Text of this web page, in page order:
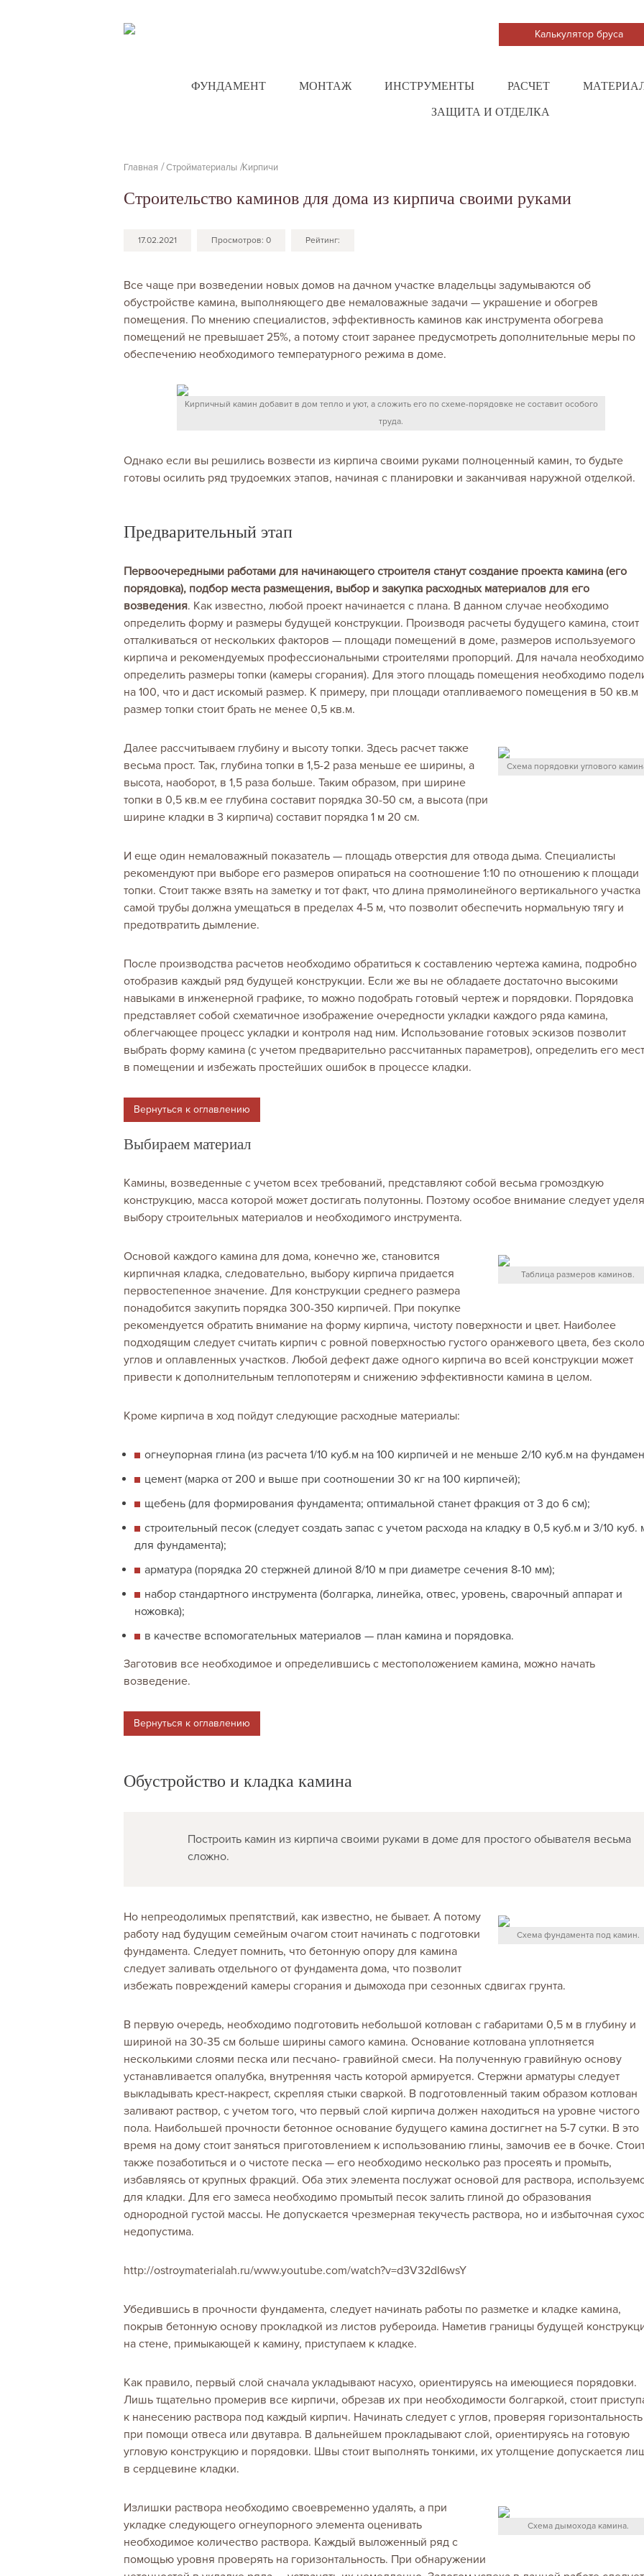
Калькулятор бруса
ФУНДАМЕНТ МОНТАЖ ИНСТРУМЕНТЫ РАСЧЕТ
ЗАЩИТА И ОТДЕЛКА
Главная Стройматериалы Кирпичи
Строительство каминов для дома из кирпича своими руками
17.02.2021 Просмотров: 0 Рейтинг:
Все чаще при возведении новых домов на дачном участке владельцы задумываются об
обустройстве камина, выполняющего две немаловажные задачи — украшение и обогрев
помещения. По мнению специалистов, эффективность каминов как инструмента обогрева
помещений не превышает 25%, а потому стоит заранее предусмотреть дополнительные меры по
обеспечению необходимого температурного режима в доме.
Кирпичный камин добавит в дом тепло и уют, а сложить его по схеме-порядовке не составит особого
труда.
Однако если вы решились возвести из кирпича своими руками полноценный камин, то будьте
готовы осилить ряд трудоемких этапов, начиная с планировки и заканчивая наружной отделкой.
Предварительный этап
Первоочередными работами для начинающего строителя станут создание проекта камина (его
порядовка), подбор места размещения, выбор и закупка расходных материалов для его
возведения. Как известно, любой проект начинается с плана. В данном случае необходимо
определить форму и размеры будущей конструкции. Производя расчеты будущего камина, стоит
отталкиваться от нескольких факторов — площади помещений в доме, размеров используемого
кирпича и рекомендуемых профессиональными строителями пропорций. Для начала необходимо
определить размеры топки (камеры сгорания). Для этого площадь помещения необходимо
на 100, что и даст искомый размер. К примеру, при площади отапливаемого помещения в 50 кв.м
размер топки стоит брать не менее 0,5 кв.м.
Схема порядовки углового
Далее рассчитываем глубину и высоту топки. Здесь расчет также
весьма прост. Так, глубина топки в 1,5-2 раза меньше ее ширины, а
высота, наоборот, в 1,5 раза больше. Таким образом, при ширине
топки в 0,5 кв.м ее глубина составит порядка 30-50 см, а высота (при
ширине кладки в 3 кирпича) составит порядка 1 м 20 см.
И еще один немаловажный показатель — площадь отверстия для отвода дыма. Специалисты
рекомендуют при выборе его размеров опираться на соотношение 1:10 по отношению к площади
топки. Стоит также взять на заметку и тот факт, что длина прямолинейного вертикального участка
самой трубы должна умещаться в пределах 4-5 м, что позволит обеспечить нормальную тягу и
предотвратить дымление.
После производства расчетов необходимо обратиться к составлению чертежа камина, подробно
отобразив каждый ряд будущей конструкции. Если же вы не обладаете достаточно высокими
навыками в инженерной графике, то можно подобрать готовый чертеж и порядовки. Порядовка
представляет собой схематичное изображение очередности укладки каждого ряда камина,
облегчающее процесс укладки и контроля над ним. Использование готовых эскизов позволит
выбрать форму камина (с учетом предварительно рассчитанных параметров), определить его
в помещении и избежать простейших ошибок в процессе кладки.
Вернуться к оглавлению
Выбираем материал
Камины, возведенные с учетом всех требований, представляют собой весьма громоздкую
конструкцию, масса которой может достигать полутонны. Поэтому особое внимание следует
выбору строительных материалов и необходимого инструмента.
Таблица размеров каминов.
Основой каждого камина для дома, конечно же, становится
кирпичная кладка, следовательно, выбору кирпича придается
первостепенное значение. Для конструкции среднего размера
понадобится закупить порядка 300-350 кирпичей. При покупке
рекомендуется обратить внимание на форму кирпича, чистоту поверхности и цвет. Наиболее
подходящим следует считать кирпич с ровной поверхностью густого оранжевого цвета, без
углов и оплавленных участков. Любой дефект даже одного кирпича во всей конструкции может
привести к дополнительным теплопотерям и снижению эффективности камина в целом.
Кроме кирпича в ход пойдут следующие расходные материалы:
огнеупорная глина (из расчета 1/10 куб.м на 100 кирпичей и не меньше 2/10 куб.м на
цемент (марка от 200 и выше при соотношении 30 кг на 100 кирпичей);
щебень (для формирования фундамента; оптимальной станет фракция от 3 до 6 см);
строительный песок (следует создать запас с учетом расхода на кладку в 0,5 куб.м и 3/10 куб.
для фундамента);
арматура (порядка 20 стержней длиной 8/10 м при диаметре сечения 8-10 мм);
набор стандартного инструмента (болгарка, линейка, отвес, уровень, сварочный аппарат и
ножовка);
в качестве вспомогательных материалов — план камина и порядовка.
Заготовив все необходимое и определившись с местоположением камина, можно начать
возведение.
Вернуться к оглавлению
Обустройство и кладка камина
Построить камин из кирпича своими руками в доме для простого обывателя весьма
сложно.
Схема фундамента под камин.
Но непреодолимых препятствий, как известно, не бывает. А потому
работу над будущим семейным очагом стоит начинать с подготовки
фундамента. Следует помнить, что бетонную опору для камина
следует заливать отдельного от фундамента дома, что позволит
избежать повреждений камеры сгорания и дымохода при сезонных сдвигах грунта.
В первую очередь, необходимо подготовить небольшой котлован с габаритами 0,5 м в глубину и
шириной на 30-35 см больше ширины самого камина. Основание котлована уплотняется
несколькими слоями песка или песчано- гравийной смеси. На полученную гравийную основу
устанавливается опалубка, внутренняя часть которой армируется. Стержни арматуры следует
выкладывать крест-накрест, скрепляя стыки сваркой. В подготовленный таким образом котлован
заливают раствор, с учетом того, что первый слой кирпича должен находиться на уровне чистого
пола. Наибольшей прочности бетонное основание будущего камина достигнет на 5-7 сутки. В это
время на дому стоит заняться приготовлением к использованию глины, замочив ее в бочке.
также позаботиться и о чистоте песка — его необходимо несколько раз просеять и промыть,
избавляясь от крупных фракций. Оба этих элемента послужат основой для раствора,
для кладки. Для его замеса необходимо промытый песок залить глиной до образования
однородной густой массы. Не допускается чрезмерная текучесть раствора, но и избыточная
недопустима.
http://ostroymaterialah.ru/www.youtube.com/watch?v=d3V32dI6wsY
Убедившись в прочности фундамента, следует начинать работы по разметке и кладке камина,
покрыв бетонную основу прокладкой из листов рубероида. Наметив границы будущей
на стене, примыкающей к камину, приступаем к кладке.
Как правило, первый слой сначала укладывают насухо, ориентируясь на имеющиеся порядовки.
Лишь тщательно промерив все кирпичи, обрезав их при необходимости болгаркой, стоит
к нанесению раствора под каждый кирпич. Начинать следует с углов, проверяя горизонтальность
при помощи отвеса или двутавра. В дальнейшем прокладывают слой, ориентируясь на готовую
угловую конструкцию и порядовки. Швы стоит выполнять тонкими, их утолщение допускается
в сердцевине кладки.
Схема дымохода камина.
Излишки раствора необходимо своевременно удалять, а при
укладке следующего огнеупорного элемента оценивать
необходимое количество раствора. Каждый выложенный ряд с
помощью уровня проверять на горизонтальность. При обнаружении